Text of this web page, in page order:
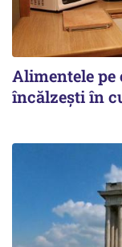
Alimentele pe
încălzeşti în